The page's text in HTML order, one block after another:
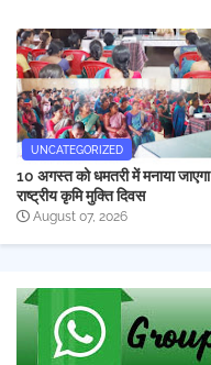
UNCATEGORIZED
10 अगस्त को धमतरी में मनाया जाएगा
राष्ट्रीय कृमि मुक्ति दिवस
August 07, 2026